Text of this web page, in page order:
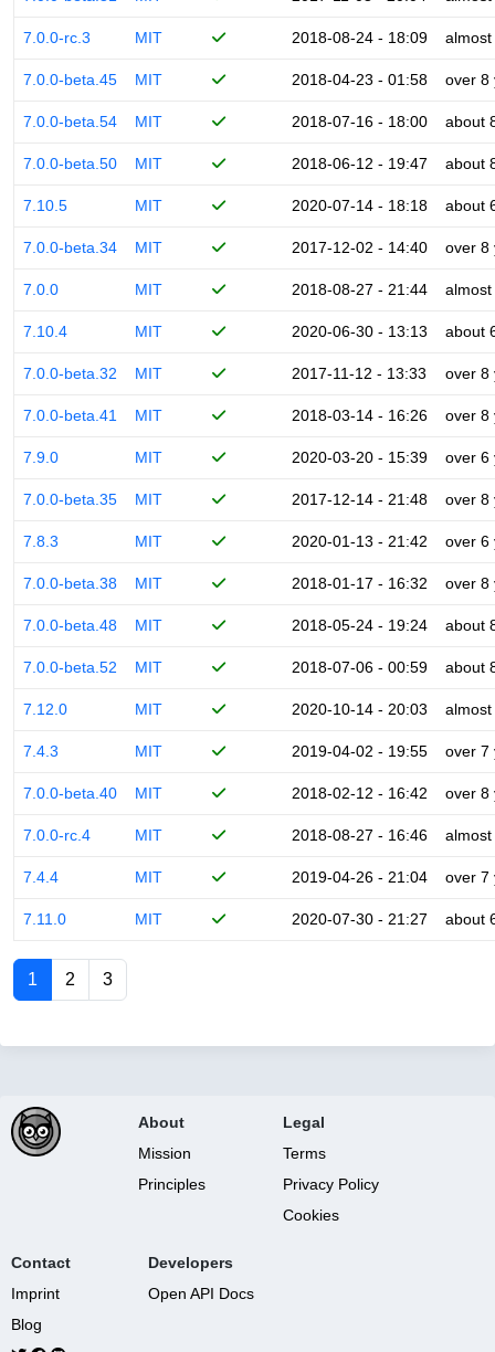
7.0.0-rc.3 MIT 2018-08-24 - 18:09
7.0.0-beta.45 MIT 2018-04-23 - 01:58 over 8
7.0.0-beta.54 MIT 2018-07-16 - 18:00 about
7.0.0-beta.50 MIT 2018-06-12 - 19:47 about
7.10.5 MIT 2020-07-14 - 18:18 about
7.0.0-beta.34 MIT 2017-12-02 - 14:40 over 8
7.0.0 MIT 2018-08-27 - 21:44
7.10.4 MIT 2020-06-30 - 13:13 about
7.0.0-beta.32 MIT 2017-11-12 - 13:33 over 8
7.0.0-beta.41 MIT 2018-03-14 - 16:26 over 8
7.9.0 MIT 2020-03-20 - 15:39 over 6
7.0.0-beta.35 MIT 2017-12-14 - 21:48 over 8
7.8.3 MIT 2020-01-13 - 21:42 over 6
7.0.0-beta.38 MIT 2018-01-17 - 16:32 over 8
7.0.0-beta.48 MIT 2018-05-24 - 19:24 about
7.0.0-beta.52 MIT 2018-07-06 - 00:59 about
7.12.0 MIT 2020-10-14 - 20:03
7.4.3 MIT 2019-04-02 - 19:55 over 7
7.0.0-beta.40 MIT 2018-02-12 - 16:42 over 8
7.0.0-rc.4 MIT 2018-08-27 - 16:46
7.4.4 MIT 2019-04-26 - 21:04 over 7
7.11.0 MIT 2020-07-30 - 21:27 about
1 2 3
About
Mission
Principles
Legal
Terms
Privacy Policy
Cookies
Contact
Imprint
Blog
Developers
Open API Docs